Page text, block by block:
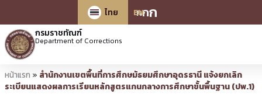
กกก
ไทย
EN
กรมราชทัณฑ์
Department of Corrections
หน้าแรก » สำนักงานเขตพื้นที่การศึกษมัธยมศึกษาอุดรธานี แจ้งยกเลิก
ระเบียนแสดงผลการเรียนหลักสูตรแกนกลางการศึกษาขั้นพื้นฐาน (ปพ.1)